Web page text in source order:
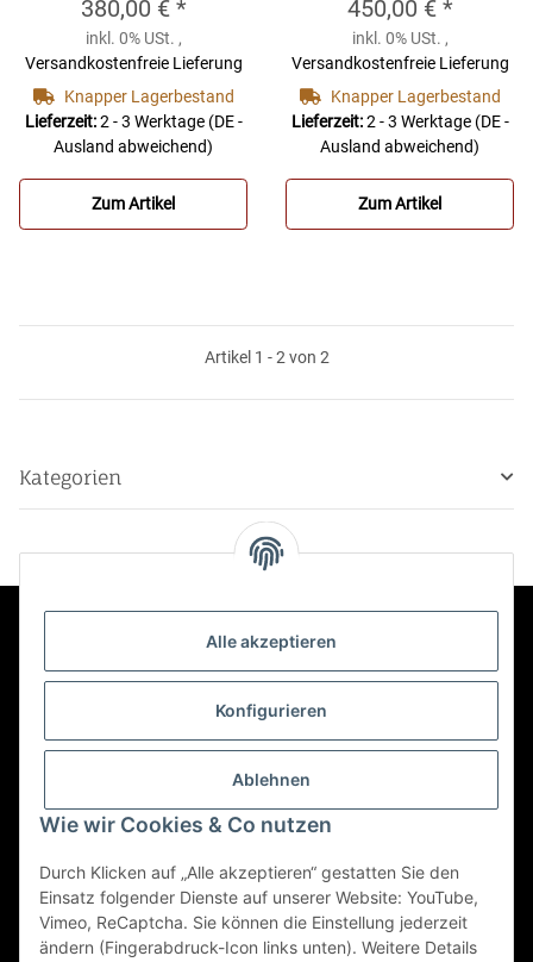
Alle akzeptieren
Konfigurieren
Ablehnen
Wie wir Cookies & Co nutzen
Durch Klicken auf „Alle akzeptieren“ gestatten Sie den
Einsatz folgender Dienste auf unserer Website: YouTube,
Vimeo, ReCaptcha. Sie können die Einstellung jederzeit
ändern (Fingerabdruck-Icon links unten). Weitere Details
MOECK Steinkopf
380,00 € *
inkl. 0% USt. ,
Versandkostenfreie Lieferung
Knapper Lagerbestand
Lieferzeit:2 - 3 Werktage (DE -
Ausland abweichend)
Zum Artikel
MOECK Steinkopf
450,00 € *
inkl. 0% USt. ,
Versandkostenfreie Lieferung
Knapper Lagerbestand
Lieferzeit:2 - 3 Werktage (DE -
Ausland abweichend)
Zum Artikel
Artikel 1 - 2 von 2
Kategorien
Informationen
Mehr über
Vertrag widerrufen